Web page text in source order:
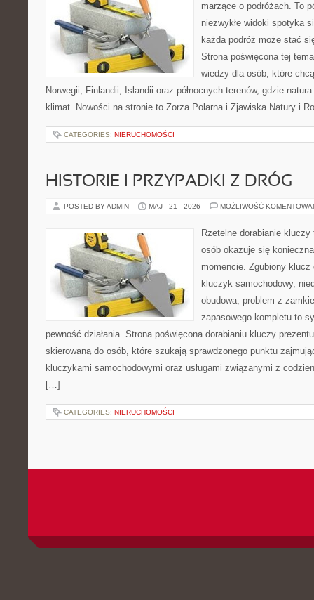
marzące o podróżach. To
niezwykłe widoki spotyka
każda podróż może stać
Strona poświęcona tej
wiedzy dla osób, które
Norwegii, Finlandii, Islandii oraz północnych terenów, gdzie
klimat. Nowości na stronie to Zorza Polarna i Zjawiska Natury i
CATEGORIES: NIERUCHOMOŚCI
HISTORIE I PRZYPADKI Z DRÓG
POSTED BY ADMIN MAJ - 21 - 2026 MOŻLIWOŚĆ
Rzetelne dorabianie
osób okazuje się
momencie. Zgubiony
kluczyk samochodowy,
obudowa, problem z
zapasowego kompletu to
pewność działania. Strona poświęcona dorabianiu kluczy
skierowaną do osób, które szukają sprawdzonego punktu
kluczykami samochodowymi oraz usługami związanymi z
[…]
CATEGORIES: NIERUCHOMOŚCI